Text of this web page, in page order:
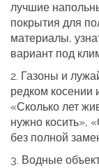
лучшие
покрытия для
материалы,
вариант под
2. Газоны и
редком косении
«Сколько лет
нужно косить»,
без полной
3. Водные